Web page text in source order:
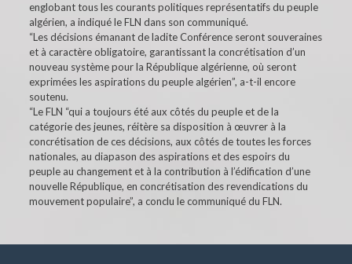
englobant tous les courants politiques représentatifs du peuple
algérien, a indiqué le FLN dans son communiqué.
“Les décisions émanant de ladite Conférence seront souveraines
et à caractère obligatoire, garantissant la concrétisation d’un
nouveau système pour la République algérienne, où seront
exprimées les aspirations du peuple algérien”, a-t-il encore
soutenu.
“Le FLN “qui a toujours été aux côtés du peuple et de la
catégorie des jeunes, réitère sa disposition à œuvrer à la
concrétisation de ces décisions, aux côtés de toutes les forces
nationales, au diapason des aspirations et des espoirs du
peuple au changement et à la contribution à l’édification d’une
nouvelle République, en concrétisation des revendications du
mouvement populaire”, a conclu le communiqué du FLN.